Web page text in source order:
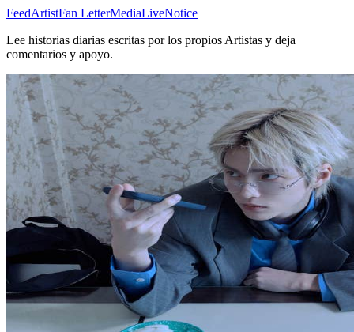
FeedArtistFan LetterMediaLiveNotice
Lee historias diarias escritas por los propios Artistas y deja
comentarios y apoyo.